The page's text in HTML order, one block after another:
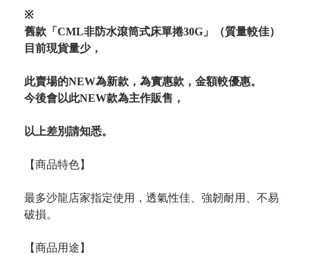
※
舊款「CML非防水滾筒式床單捲30G」（質量較佳）
目前現貨量少，
此賣場的NEW為新款，為實惠款，金額較優惠。
今後會以此NEW款為主作販售，
以上差別請知悉。
【商品特色】
最多沙龍店家指定使用，透氣性佳、強韌耐用、不易
破損。
【商品用途】